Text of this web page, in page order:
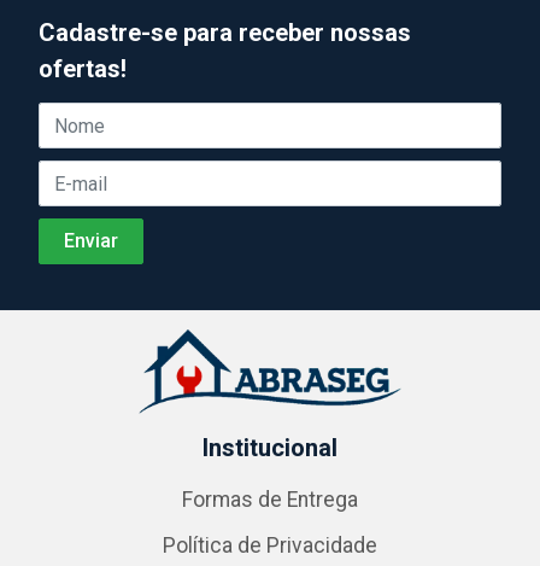
Cadastre-se para receber nossas
ofertas!
Institucional
Formas de Entrega
Política de Privacidade